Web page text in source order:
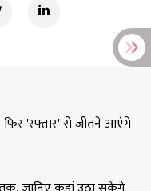
फिर 'रफ्तार' से जीतने आएंगे